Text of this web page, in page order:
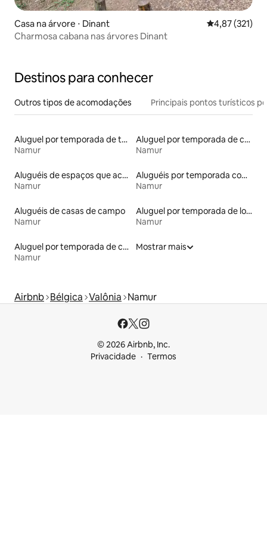
Casa na árvore ⋅ Dinant 4,87 de uma
4,87 (321)
Charmosa cabana nas árvores Dinant
Destinos para conhecer
Outros tipos de acomodações Principais pontos turísticos
Aluguel por temporada de townhouses
Namur
Aluguel por temporada de castelos
Namur
Aluguéis de espaços que aceitam animais de estimação
Namur
Aluguéis por temporada com suítes privativas
Namur
Aluguéis de casas de campo
Namur
Aluguel por temporada de lofts
Namur
Aluguel por temporada de casas na árvore
Namur
Mostrar mais
Airbnb Bélgica Valônia Namur
© 2026 Airbnb, Inc.
Privacidade
Termos